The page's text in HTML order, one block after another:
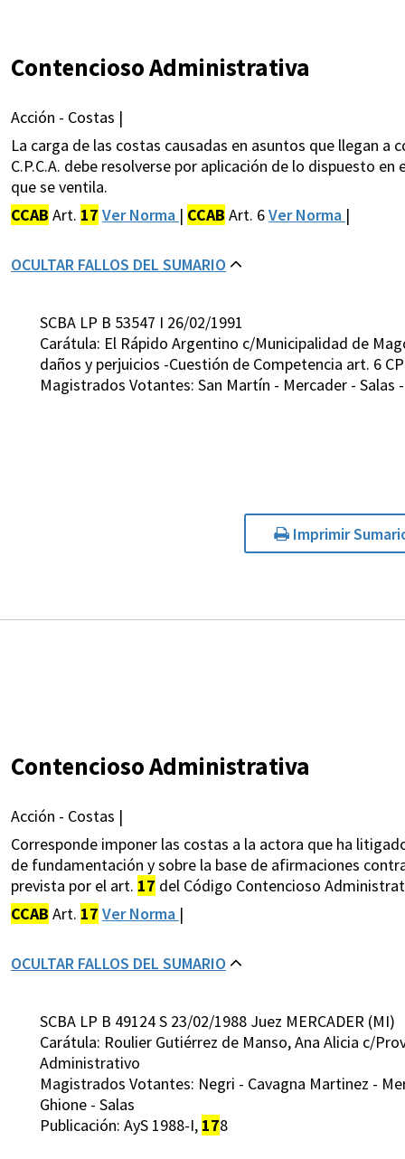
Contencioso Administrativa
Acción - Costas |
La carga de las costas causadas en asuntos que llegan
C.P.C.A. debe resolverse por aplicación de lo dispuesto en
que se ventila.
CCAB Art. 17 Ver Norma | CCAB Art. 6Ver Norma |
OCULTAR FALLOS DEL SUMARIO
SCBA LP B 53547 I 26/02/1991
Carátula: El Rápido Argentino c/Municipalidad de
daños y perjuicios -Cuestión de Competencia art. 6
Magistrados Votantes: San Martín - Mercader - Salas
Imprimir
Contencioso Administrativa
Acción - Costas |
Corresponde imponer las costas a la actora que ha
de fundamentación y sobre la base de afirmaciones
prevista por el art. 17 del Código Contencioso
CCAB Art. 17 Ver Norma |
OCULTAR FALLOS DEL SUMARIO
SCBA LP B 49124 S 23/02/1988 Juez MERCADER (MI)
Carátula: Roulier Gutiérrez de Manso, Ana Alicia c/
Administrativo
Magistrados Votantes: Negri - Cavagna Martinez -
Ghione - Salas
Publicación: AyS 1988-I, 178